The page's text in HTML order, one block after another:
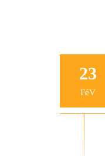
23
FéV